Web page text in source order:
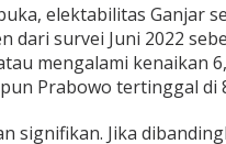
elektabilitas Ganjar
dari survei Juni 2022
mengalami kenaikan
Prabowo tertinggal di
signifikan. Jika